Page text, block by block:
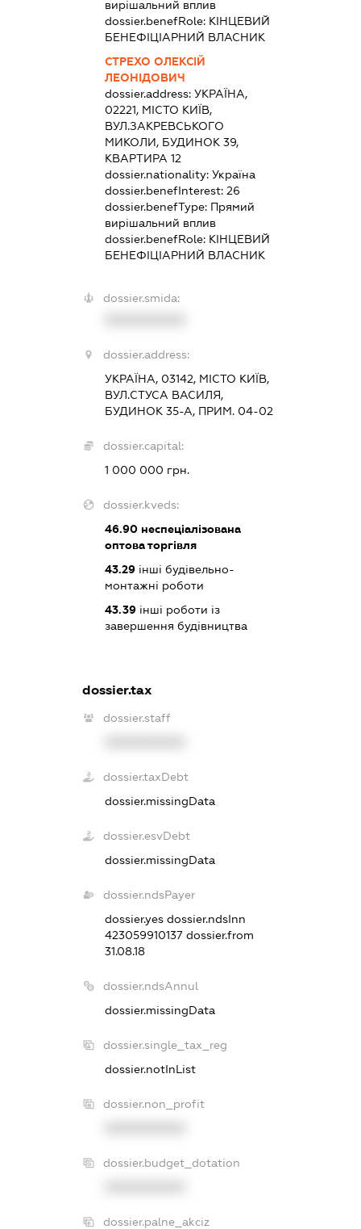
вирішальний вплив
dossier.benefRole: КІНЦЕВИЙ
БЕНЕФІЦІАРНИЙ ВЛАСНИК
СТРЕХО ОЛЕКСІЙ
ЛЕОНІДОВИЧ
dossier.address:УКРАЇНА,
02221, МІСТО КИЇВ,
ВУЛ.ЗАКРЕВСЬКОГО
МИКОЛИ, БУДИНОК 39,
КВАРТИРА 12
dossier.nationality:Україна
dossier.benefInterest:26
dossier.benefType: Прямий
вирішальний вплив
dossier.benefRole: КІНЦЕВИЙ
БЕНЕФІЦІАРНИЙ ВЛАСНИК
dossier.smida:
dossier.address:
УКРАЇНА, 03142, МІСТО КИЇВ,
ВУЛ.СТУСА ВАСИЛЯ,
БУДИНОК 35-А, ПРИМ. 04-02
dossier.capital:
1 000 000 грн.
dossier.kveds:
46.90 неспеціалізована
оптова торгівля
43.29 інші будівельно-
монтажні роботи
43.39 інші роботи із
завершення будівництва
dossier.tax
dossier.staff
dossier.taxDebt
dossier.missingData
dossier.esvDebt
dossier.missingData
dossier.ndsPayer
dossier.yesdossier.ndsInn
423059910137dossier.from
31.08.18
dossier.ndsAnnul
dossier.missingData
dossier.single_tax_reg
dossier.notInList
dossier.non_profit
dossier.budget_dotation
dossier.palne_akciz